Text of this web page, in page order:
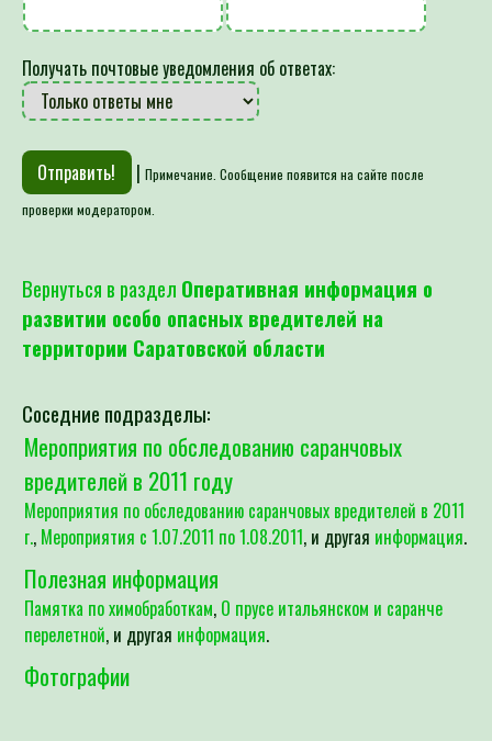
Получать почтовые уведомления об ответах:
| Примечание. Сообщение появится на сайте после
проверки модератором.
Вернуться в раздел Оперативная информация о
развитии особо опасных вредителей на
территории Саратовской области
Соседние подразделы:
Мероприятия по обследованию саранчовых
вредителей в 2011 году
Мероприятия по обследованию саранчовых вредителей в 2011
г., Мероприятия с 1.07.2011 по 1.08.2011, и другая информация.
Полезная информация
Памятка по химобработкам, О прусе итальянском и саранче
перелетной, и другая информация.
Фотографии